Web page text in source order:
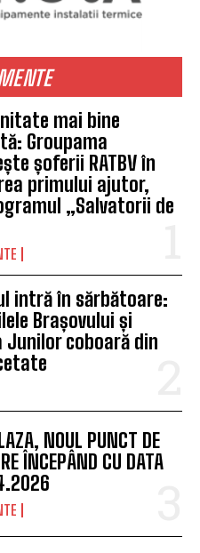
mai bine
Groupama
șoferii RATBV în
primului ajutor,
„Salvatorii de
intră în sărbătoare:
Brașovului și
coboară din
NOUL PUNCT DE
ÎNCEPÂND CU DATA